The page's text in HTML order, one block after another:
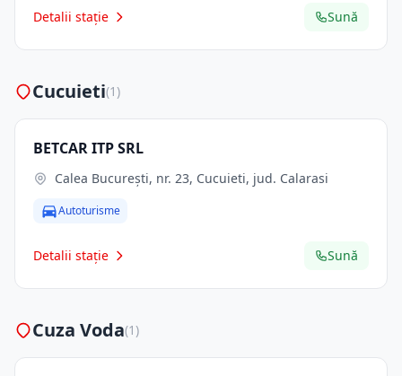
Detalii stație Sună
Cucuieti(1)
BETCAR ITP SRL
Calea Bucureşti, nr. 23, Cucuieti, jud. Calarasi
Autoturisme
Detalii stație Sună
Cuza Voda(1)